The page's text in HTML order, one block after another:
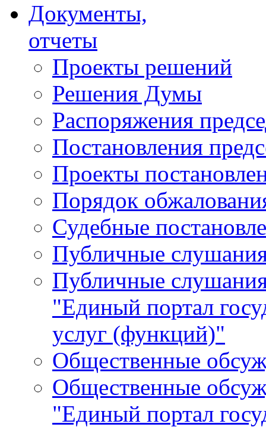
Документы,
отчеты
Проекты решений
Решения Думы
Распоряжения
Постановления
Проекты
Порядок
Судебные
Публичные
Публичные
"Единый портал
услуг (функций)"
Общественные
Общественные
"Единый портал